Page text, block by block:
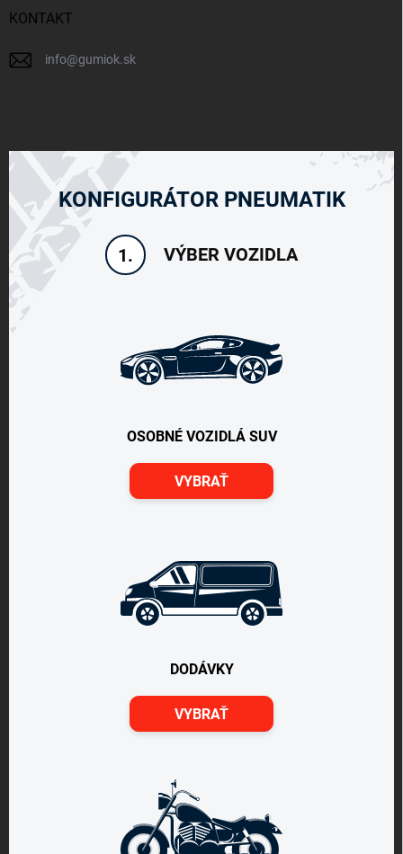
KONTAKT
info@gumiok.sk
KONFIGURÁTOR PNEUMATIK
1. VÝBER VOZIDLA
OSOBNÉ VOZIDLÁ SUV
VYBRAŤ
DODÁVKY
VYBRAŤ